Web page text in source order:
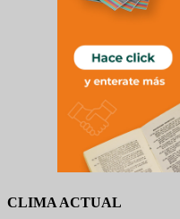
CLIMA ACTUAL